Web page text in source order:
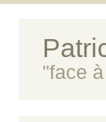
"face